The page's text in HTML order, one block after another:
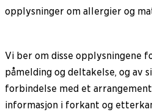
opplysninger om allergier og
Vi ber om disse opplysningene
påmelding og deltakelse, og av
forbindelse med et
informasjon i forkant og